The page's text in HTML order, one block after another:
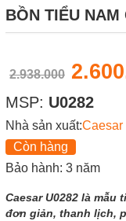
BỒN TIỂU NAM
2.938.000
MSP: U0282
Nhà sản xuất:Caesar
Còn hàng
Bảo hành: 3 năm
Caesar U0282 là
đơn giản, thanh lịch,